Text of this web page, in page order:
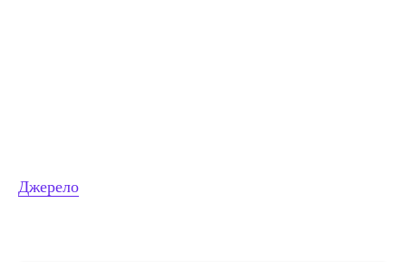
Джерело